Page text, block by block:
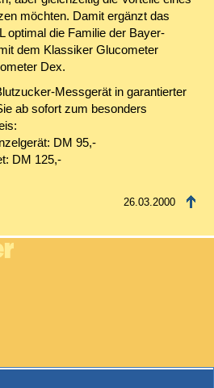
möchten. Damit ergänzt das
optimal die Familie der Bayer-
dem Klassiker Glucometer
Dex.
Messgerät in garantierter
ab sofort zum besonders
DM 95,-
DM 125,-
26.03.2000